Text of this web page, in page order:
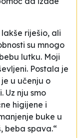
riješio, ali
su mnogo
lutku. Moji
Postala je
u učenju o
Uz nju smo
higijene i
buke u
beba spava.“